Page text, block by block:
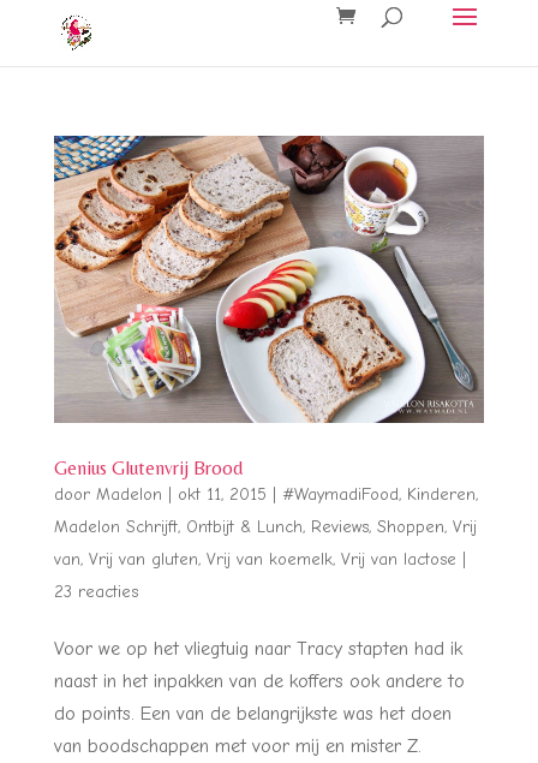
Genius Glutenvrij Brood
door Madelon okt 11, 2015 #WaymadiFood, Kinderen,
Madelon Schrijft, Ontbijt & Lunch, Reviews, Shoppen, Vrij
van, Vrij van gluten, Vrij van koemelk, Vrij van lactose
23 reacties
Voor we op het vliegtuig naar Tracy stapten had ik
naast in het inpakken van de koffers ook andere to
do points. Een van de belangrijkste was het doen
van boodschappen met voor mij en mister Z.